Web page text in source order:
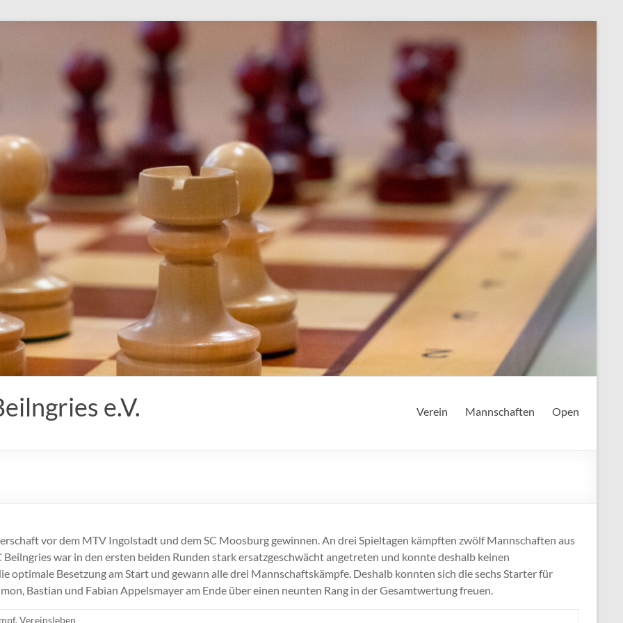
e.V. Verein Mannschaften Open
vor dem MTV Ingolstadt und dem SC Moosburg gewinnen. An drei Spieltagen kämpften zwölf Mannschaften aus
war in den ersten beiden Runden stark ersatzgeschwächt angetreten und konnte deshalb keinen
optimale Besetzung am Start und gewann alle drei Mannschaftskämpfe. Deshalb konnten sich die sechs Starter für
Bastian und Fabian Appelsmayer am Ende über einen neunten Rang in der Gesamtwertung freuen.
, Vereinsleben